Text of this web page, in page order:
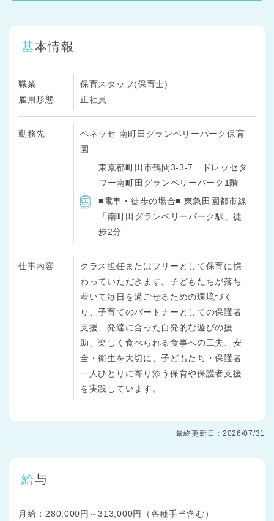
基本情報
職業
雇用形態
保育スタッフ(保育士)
正社員
勤務先
ベネッセ 南町田グランベリーパーク保育
園
東京都町田市鶴間3-3-7 ドレッセタ
ワー南町田グランベリーパーク1階
■電車・徒歩の場合■ 東急田園都市線
「南町田グランベリーパーク駅」徒
歩2分
仕事内容
クラス担任またはフリーとして保育に携
わっていただきます。子どもたちが落ち
着いて毎日を過ごせるための環境づく
り、子育てのパートナーとしての保護者
支援、発達に合った自発的な遊びの援
助、楽しく食べられる食事への工夫、安
全・衛生を大切に、子どもたち・保護者
一人ひとりに寄り添う保育や保護者支援
を実践しています。
最終更新日：2026/07/31
給与
月給：280,000円～313,000円（各種手当含む）